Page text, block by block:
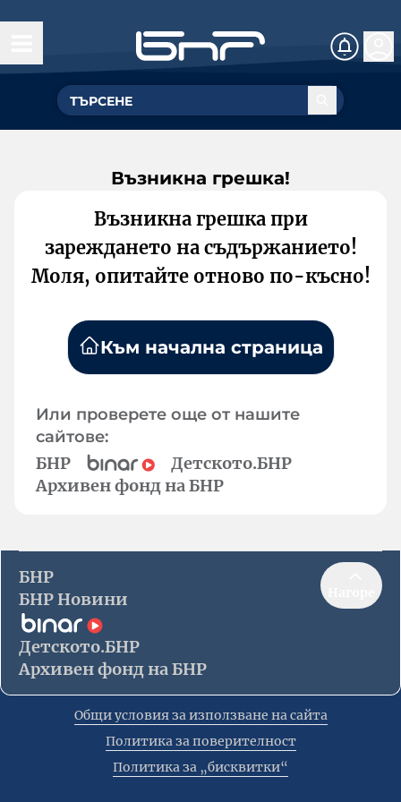
Възникна грешка!
Възникна грешка при
зареждането на съдържанието!
Моля, опитайте отново по-късно!
Към начална страница
Или проверете още от нашите
сайтове:
БНР
Детското.БНР
Архивен фонд на БНР
БНР
БНР Новини
Детското.БНР
Архивен фонд на БНР
Общи условия за използване на сайта
Политика за поверителност
Политика за „бисквитки“